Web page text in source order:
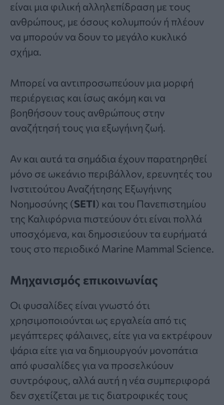
είναι μια φιλική αλληλεπίδραση με τους
ανθρώπους, με όσους κολυμπούν ή πλέουν
να μπορούν να δουν το μεγάλο κυκλικό
σχήμα.
Μπορεί να αντιπροσωπεύουν μια μορφή
περιέργειας και ίσως ακόμη και να
βοηθήσουν τους ανθρώπους στην
αναζήτησή τους για εξωγήινη ζωή.
Αν και αυτά τα σημάδια έχουν παρατηρηθεί
μόνο σε ωκεάνιο περιβάλλον, ερευνητές του
Ινστιτούτου Αναζήτησης Εξωγήινης
Νοημοσύνης (SETI) και του Πανεπιστημίου
της Καλιφόρνια πιστεύουν ότι είναι πολλά
υποσχόμενα, και δημοσιεύουν τα ευρήματά
τους στο περιοδικό Marine Mammal Science.
Μηχανισμός επικοινωνίας
Οι φυσαλίδες είναι γνωστό ότι
χρησιμοποιούνται ως εργαλεία από τις
μεγάπτερες φάλαινες, είτε για να εκτρέφουν
ψάρια είτε για να δημιουργούν μονοπάτια
από φυσαλίδες για να προσελκύουν
συντρόφους, αλλά αυτή η νέα συμπεριφορά
δεν σχετίζεται με τις διατροφικές τους